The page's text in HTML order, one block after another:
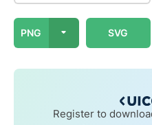
PNG SVG
Register to